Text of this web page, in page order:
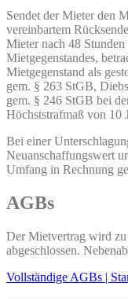
Sendet der Mieter den
vereinbartem
Mieter nach 48
Mietgegenstandes,
Mietgegenstand als
gem. § 263 StGB,
gem. § 246 StGB bei
Höchststrafmaß von 10
Bei einer
Neuanschaffungswert
Umfang in Rechnung
AGBs
Der Mietvertrag wird zu
abgeschlossen.
Vollständige AGBs |